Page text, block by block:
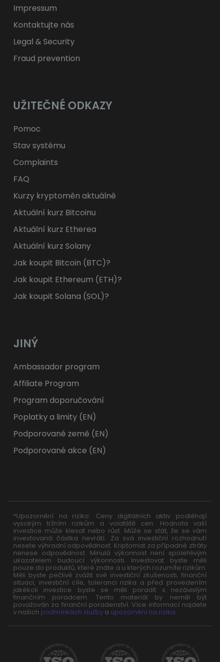
Impressum
Kontaktujte nás
Legal & Security
Fraud prevention
UŽITEČNÉ ODKAZY
Pomoc
Stav systému
Complaints
FAQ
Kurzy kryptoměn aktuálně
Aktuální kurz Bitcoinu
Aktuální kurz Etherea
Aktuální kurz Solany
Jak koupit Bitcoin (BTC)?
Jak koupit Ethereum (ETH)?
Jak koupit Solana (SOL)?
JINÝ
Ambassador program
Affiliate Program
Program doporučování
Poplatky a limity (EN)
Podporované země (EN)
Podporované akce (EN)
*Upozornění na riziko: Ceny digitálních aktiv podléhají
vysokým tržním rizikům a volatilitě cen. Hodnota vaší
investice může klesat nebo růst. Může se stát, že se vám
investovaná částka nevrátí. Za svá investiční rozhodnutí
nesete výhradní odpovědnost. Kriptomat za případné ztráty
nenese odpovědnost. Minulá výkonnost není spolehlivým
ukazatelem budoucí výkonnosti. Investovat byste měli
pouze do produktů, které znáte a u kterých rozumíte rizikům.
Měli byste pečlivě zvážit své investiční zkušenosti, finanční
situaci, investiční cíle, toleranci rizika a před provedením
jakékoli investice byste se měli poradit s nezávislým
finančním poradcem. Tento materiál by neměl být
považován za finanční poradenství. Více informací najdete
v našich podmínkách služby a upozornění na rizika.